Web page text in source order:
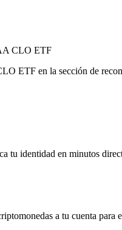
CLO ETF
ETF en la sección de
tu identidad en minutos
a tu cuenta para